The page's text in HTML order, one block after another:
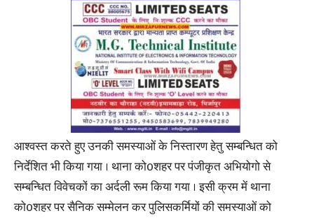
आश्वस्त करते हुए उनकी समस्याओं के निस्तारण हेतु सम्बन्धित को
निर्देशित भी किया गया । थाना को0शहर पर पंजीकृत अभियोगो से
सम्बन्धित विवेचकों का अर्दली रूम किया गया । इसी क्रम में थाना
को0शहर पर सैनिक सम्मेलन कर पुलिसकर्मियों की समस्याओं को